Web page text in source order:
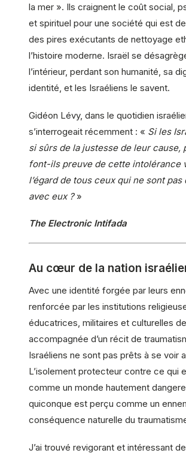
la mer ». Ils craignent le coût social,
et spirituel pour une société qui est
des pires exécutants de nettoyage
l’histoire moderne. Israël se
l’intérieur, perdant son humanité, sa
identité, et les Israéliens le savent.
Gidéon Lévy, dans le quotidien
s’interrogeait récemment : « Si les
si sûrs de la justesse de leur cause,
font-ils preuve de cette intolérance
l’égard de tous ceux qui ne sont pas
avec eux ?»
The Electronic Intifada
Au cœur de la nation
Avec une identité forgée par leurs
renforcée par les institutions
éducatrices, militaires et culturelles de
accompagnée d’un récit de
Israéliens ne sont pas prêts à se voir
L’isolement protecteur contre ce qui
comme un monde hautement
quiconque est perçu comme un
conséquence naturelle du
J’ai trouvé revigorant et intéressant